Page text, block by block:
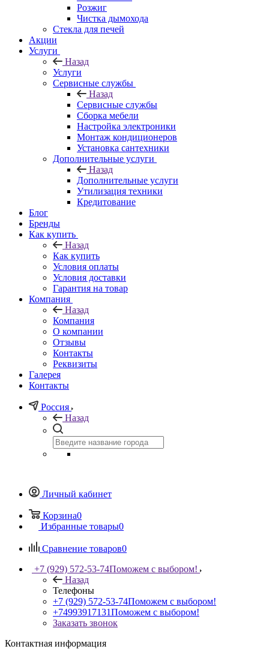
Розжиг
Чистка дымохода
Стекла для печей
Акции
Услуги
Назад
Услуги
Сервисные службы
Назад
Сервисные службы
Сборка мебели
Настройка электроники
Монтаж кондиционеров
Установка сантехники
Дополнительные услуги
Назад
Дополнительные услуги
Утилизация техники
Кредитование
Блог
Бренды
Как купить
Назад
Как купить
Условия оплаты
Условия доставки
Гарантия на товар
Компания
Назад
Компания
О компании
Отзывы
Контакты
Реквизиты
Галерея
Контакты
Россия
Назад
Личный кабинет
Корзина0
Избранные товары0
Сравнение товаров0
+7 (929) 572-53-74Поможем с выбором!
Назад
Телефоны
+7 (929) 572-53-74Поможем с выбором!
+74993917131Поможем с выбором!
Заказать звонок
Контактная информация